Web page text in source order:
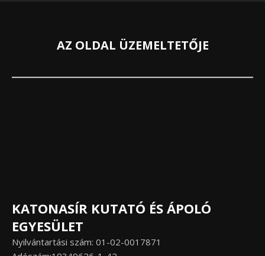
AZ OLDAL ÜZEMELTETŐJE
KATONASÍR KUTATÓ ÉS ÁPOLÓ
EGYESÜLET
Nyilvántartási szám: 01-02-0017871